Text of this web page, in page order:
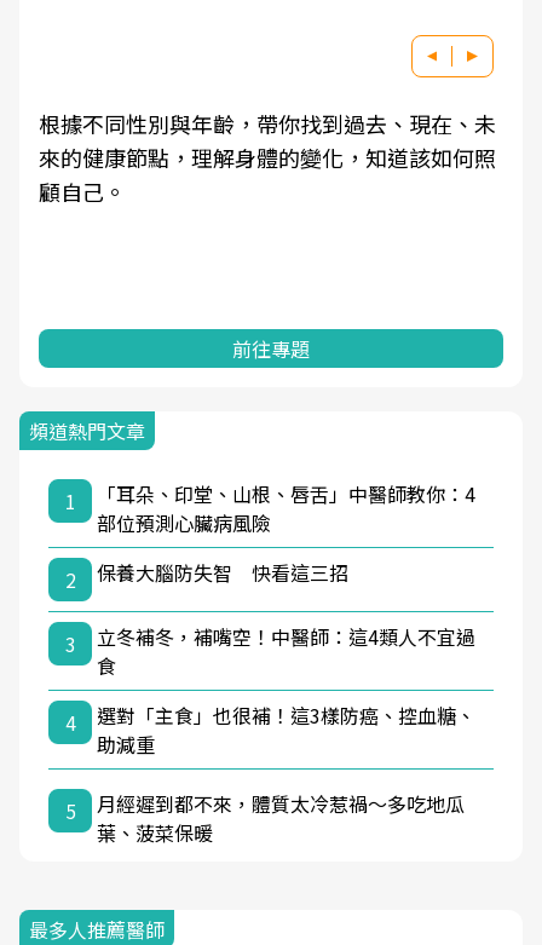
根據不同性別與年齡，帶你找到過去、現在、未
來的健康節點，理解身體的變化，知道該如何照
顧自己。
前往專題
頻道熱門文章
1
「耳朵、印堂、山根、唇舌」中醫師教你：4
部位預測心臟病風險
2
保養大腦防失智 快看這三招
3
立冬補冬，補嘴空！中醫師：這4類人不宜過
食
4
選對「主食」也很補！這3樣防癌、控血糖、
助減重
5
月經遲到都不來，體質太冷惹禍〜多吃地瓜
葉、菠菜保暖
最多人推薦醫師